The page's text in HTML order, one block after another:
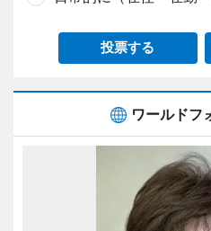
投票する
ワールドフ